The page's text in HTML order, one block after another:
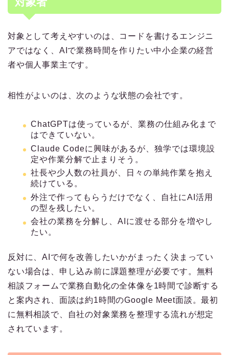
対象として考えやすいのは、コードを書けるエンジニ
アではなく、AIで業務時間を作りたい中小企業の経営
者や個人事業主です。
相性がよいのは、次のような状態の会社です。
ChatGPTは使っているが、業務の仕組み化まで
はできていない。
Claude Codeに興味があるが、独学では環境設
定や作業分解で止まりそう。
社長や少人数の社員が、日々の単純作業を抱え
続けている。
外注で作ってもらうだけでなく、自社にAI活用
の型を残したい。
会社の業務を分解し、AIに渡せる部分を増やし
たい。
反対に、AIで何を改善したいかがまったく決まってい
ない場合は、申し込み前に課題整理が必要です。無料
相談フォームで業務自動化の全体像を1時間で診断する
と案内され、面談は約1時間のGoogle Meet面談。最初
に無料相談で、自社の対象業務を整理する流れが想定
されています。